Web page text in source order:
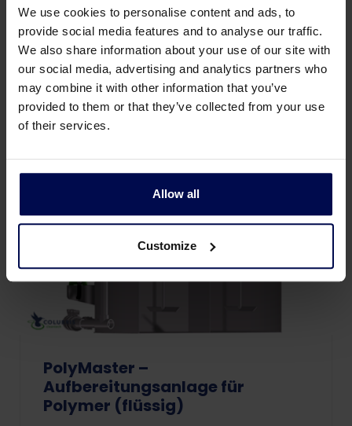
We use cookies to personalise content and ads, to
provide social media features and to analyse our traffic.
We also share information about your use of our site with
our social media, advertising and analytics partners who
may combine it with other information that you’ve
provided to them or that they’ve collected from your use
of their services.
Allow all
Customize
Die Rohstoffdosierung ist an den
Wasserfluss gekoppelt, um sicherzustellen,
dass die endgültige Konzentration vom
Flockungsmittel konstant bleibt.
PolyMaster –
Aufbereitungsanlage für
Polymer (flüssig)